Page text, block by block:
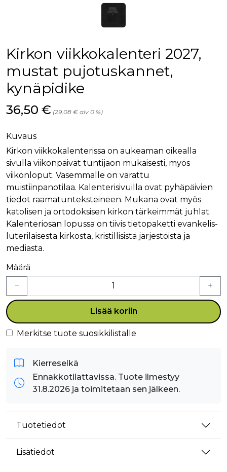
Kirkon viikkokalenteri 2027,
mustat pujotuskannet,
kynäpidike
Hinta nyt
36,50 € (29,08 € alv 0 %)
Kuvaus
Kirkon viikkokalenterissa on aukeaman oikealla
sivulla viikonpäivät tuntijaon mukaisesti, myös
viikonloput. Vasemmalle on varattu
muistiinpanotilaa. Kalenterisivuilla ovat pyhäpäivien
tiedot raamatunteksteineen. Mukana ovat myös
katolisen ja ortodoksisen kirkon tärkeimmät juhlat.
Kalenteriosan lopussa on tiivis tietopaketti evankelis-
luterilaisesta kirkosta, kristillisistä järjestöistä ja
mediasta.
Määrä
Lisää koriin
Merkitse tuote suosikkilistalle
Kierreselkä
Ennakkotilattavissa. Tuote ilmestyy
31.8.2026 ja toimitetaan sen jälkeen.
Tuotetiedot
Lisätiedot